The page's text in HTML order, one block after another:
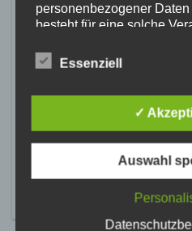
personenbezogener
besteht für eine solche
Einwilligung der
beispielsweise des
Adresse oder
Person, erfolgt stets im
Datenschutz-
Übereinstimmung mit den
landesspezifischen
Mittels dieser
und Zweck der von uns
Essenziell
✓
Auswahl